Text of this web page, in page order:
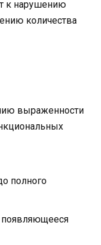
к нарушению
количества
выраженности
полного